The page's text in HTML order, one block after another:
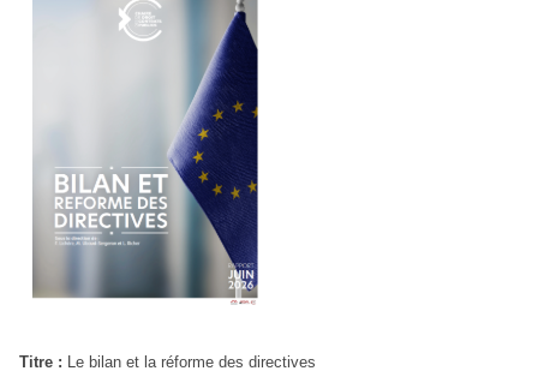
Titre : Le bilan et la réforme des directives